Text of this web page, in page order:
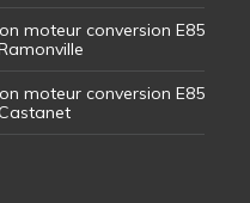
moteur conversion E85
moteur conversion E85